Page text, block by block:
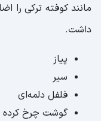
مانند کوفته ترکی را
داشت.
پیاز
سیر
فلفل دلمه‌ای
گوشت چرخ کرده